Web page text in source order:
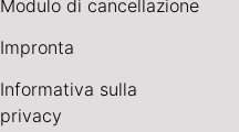
Modulo di cancellazione
Impronta
Informativa sulla
privacy